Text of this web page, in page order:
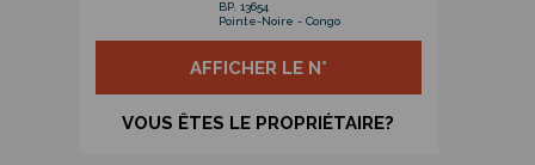
BP. 13654
Pointe-Noire - Congo
AFFICHER LE N°
VOUS ÊTES LE PROPRIÉTAIRE?